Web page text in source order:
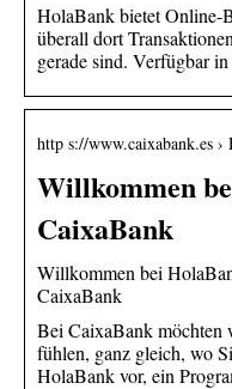
HolaBank bietet Online-
überall dort
gerade sind. Verfügbar
http s://www.caixabank.es ›
Willkommen
CaixaBank
Willkommen bei
CaixaBank
Bei CaixaBank möchten
fühlen, ganz gleich, wo
HolaBank vor, ein